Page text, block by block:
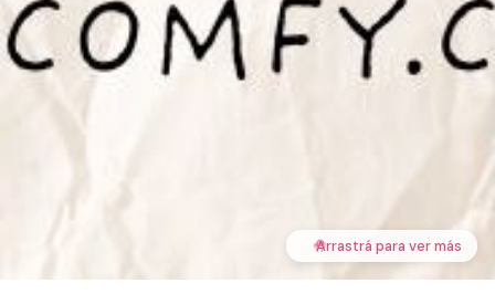
🤚
Arrastrá para ver más